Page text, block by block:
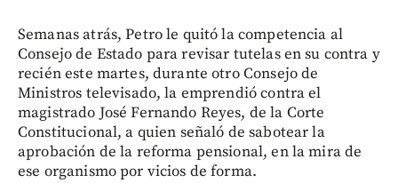
Semanas atrás, Petro le quitó la competencia al
Consejo de Estado para revisar tutelas en su contra y
recién este martes, durante otro Consejo de
Ministros televisado, la emprendió contra el
magistrado José Fernando Reyes, de la Corte
Constitucional, a quien señaló de sabotear la
aprobación de la reforma pensional, en la mira de
ese organismo por vicios de forma.